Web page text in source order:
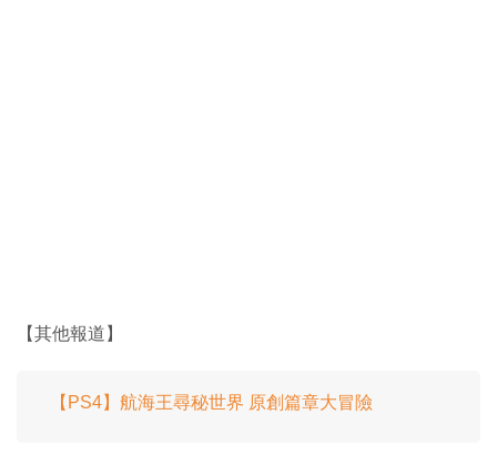
【其他報道】
【PS4】航海王尋秘世界 原創篇章大冒險